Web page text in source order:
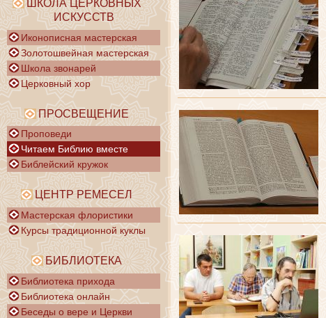
ШКОЛА ЦЕРКОВНЫХ
ИСКУССТВ
Иконописная мастерская
Золотошвейная мастерская
Школа звонарей
Церковный хор
ПРОСВЕЩЕНИЕ
Проповеди
Читаем Библию вместе
Библейский кружок
ЦЕНТР РЕМЕСЕЛ
Мастерская флористики
Курсы традиционной куклы
БИБЛИОТЕКА
Библиотека прихода
Библиотека онлайн
Беседы о вере и Церкви